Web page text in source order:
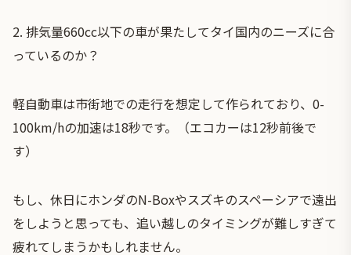
2. 排気量660cc以下の車が果たしてタイ国内のニーズに合
っているのか？
軽自動車は市街地での走行を想定して作られており、0-
100km/hの加速は18秒です。（エコカーは12秒前後で
す）
もし、休日にホンダのN-Boxやスズキのスペーシアで遠出
をしようと思っても、追い越しのタイミングが難しすぎて
疲れてしまうかもしれません。